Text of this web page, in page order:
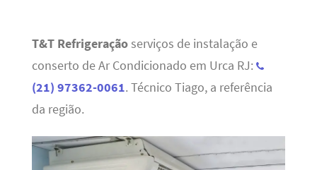
T&T Refrigeraçãoserviços de instalação e
conserto de Ar Condicionado em Urca RJ:
(21) 97362-0061. Técnico Tiago, a referência
da região.